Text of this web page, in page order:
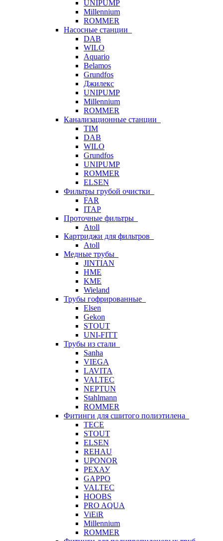
UNIPUMP
Millennium
ROMMER
Насосные станции
DAB
WILO
Aquario
Belamos
Grundfos
Джилекс
UNIPUMP
Millennium
ROMMER
Канализационные станции
TIM
DAB
WILO
Grundfos
UNIPUMP
ROMMER
ELSEN
Фильтры грубой очистки
FAR
ITAP
Проточные фильтры
Atoll
Картриджи для фильтров
Atoll
Медные трубы
JINTIAN
HME
KME
Wieland
Трубы гофрированные
Elsen
Gekon
STOUT
UNI-FITT
Трубы из стали
Sanha
VIEGA
LAVITA
VALTEC
NEPTUN
Stahlmann
ROMMER
Фитинги для сшитого полиэтилена
TECE
STOUT
ELSEN
REHAU
UPONOR
РЕХАУ
GAPPO
VALTEC
HOOBS
PRO AQUA
ViEiR
Millennium
ROMMER